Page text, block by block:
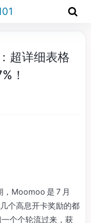
超详细表格
！
，Moomoo 是 7 月
个高息开卡奖励的都
个个轮流过来，获